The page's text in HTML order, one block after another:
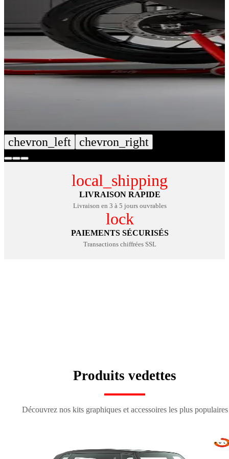
chevron_left chevron_right
local_shipping
LIVRAISON RAPIDE
Livraison en 3 à 5 jours ouvrables
lock
PAIEMENTS SÉCURISÉS
Transactions chiffrées SSL
HOUSSES DE SELLE PERSONNALISÉES
Produits vedettes
Découvrez nos kits graphiques et accessoires les plus populaires
kit déco origin k27 bleu-rouge
kit déco origin